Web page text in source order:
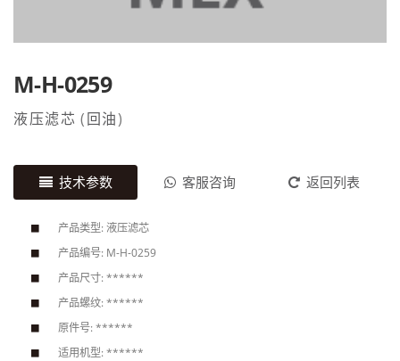
M-H-0259
液压滤芯 (回油)
技术参数 客服咨询 返回列表
产品类型: 液压滤芯
产品编号: M-H-0259
产品尺寸: ******
产品螺纹: ******
原件号: ******
适用机型: ******